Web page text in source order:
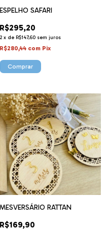
ESPELHO SAFARI
R$295,20
2 x de R$147,60 sem juros
R$280,44 com Pix
Comprar
MESVERSÁRIO RATTAN
R$169,90